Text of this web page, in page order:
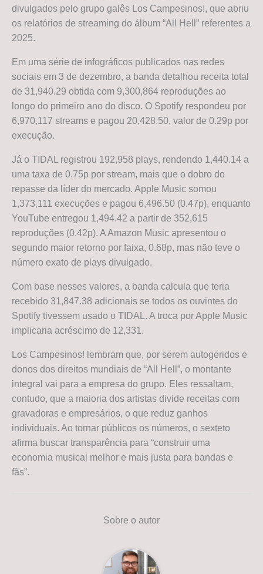
divulgados pelo grupo galês Los Campesinos!, que abriu
os relatórios de streaming do álbum “All Hell” referentes a
2025.
Em uma série de infográficos publicados nas redes
sociais em 3 de dezembro, a banda detalhou receita total
de 31,940.29 obtida com 9,300,864 reproduções ao
longo do primeiro ano do disco. O Spotify respondeu por
6,970,117 streams e pagou 20,428.50, valor de 0.29p por
execução.
Já o TIDAL registrou 192,958 plays, rendendo 1,440.14 a
uma taxa de 0.75p por stream, mais que o dobro do
repasse da líder do mercado. Apple Music somou
1,373,111 execuções e pagou 6,496.50 (0.47p), enquanto
YouTube entregou 1,494.42 a partir de 352,615
reproduções (0.42p). A Amazon Music apresentou o
segundo maior retorno por faixa, 0.68p, mas não teve o
número exato de plays divulgado.
Com base nesses valores, a banda calcula que teria
recebido 31,847.38 adicionais se todos os ouvintes do
Spotify tivessem usado o TIDAL. A troca por Apple Music
implicaria acréscimo de 12,331.
Los Campesinos! lembram que, por serem autogeridos e
donos dos direitos mundiais de “All Hell”, o montante
integral vai para a empresa do grupo. Eles ressaltam,
contudo, que a maioria dos artistas divide receitas com
gravadoras e empresários, o que reduz ganhos
individuais. Ao tornar públicos os números, o sexteto
afirma buscar transparência para “construir uma
economia musical melhor e mais justa para bandas e
fãs”.
Sobre o autor